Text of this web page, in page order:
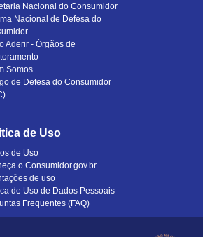
Nacional do Consumidor
Nacional de Defesa do
Aderir - Órgãos de
Somos
de Defesa do Consumidor
de Uso
de Uso
o Consumidor.gov.br
de uso
de Uso de Dados Pessoais
Frequentes (FAQ)